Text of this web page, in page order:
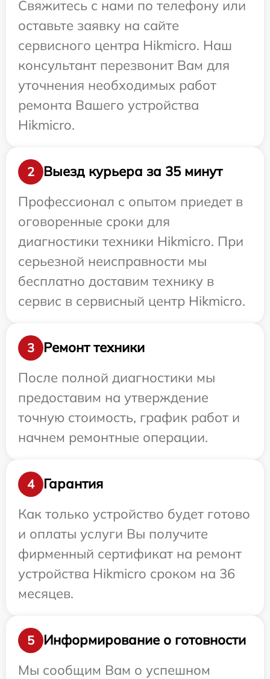
Свяжитесь с нами по телефону или
оставьте заявку на сайте
сервисного центра Hikmicro. Наш
консультант перезвонит Вам для
уточнения необходимых работ
ремонта Вашего устройства
Hikmicro.
2
Выезд курьера за 35 минут
Профессионал с опытом приедет в
оговоренные сроки для
диагностики техники Hikmicro. При
серьезной неисправности мы
бесплатно доставим технику в
сервис в сервисный центр Hikmicro.
3
Ремонт техники
После полной диагностики мы
предоставим на утверждение
точную стоимость, график работ и
начнем ремонтные операции.
4
Гарантия
Как только устройство будет готово
и оплаты услуги Вы получите
фирменный сертификат на ремонт
устройства Hikmicro сроком на 36
месяцев.
5
Информирование о готовности
Мы сообщим Вам о успешном